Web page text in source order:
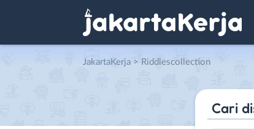
JakartaKerja > Riddlescollection